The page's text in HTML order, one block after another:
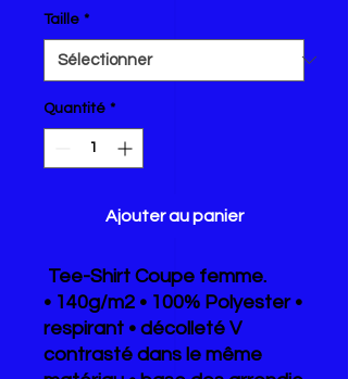
Taille *
Quantité *
Ajouter au panier
Tee-Shirt Coupe femme.
• 140g/m2 • 100% Polyester •
respirant • décolleté V
contrasté dans le même